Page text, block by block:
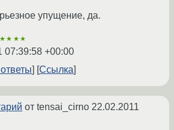
упущение, да.
07:39:58 +00:00
Ссылка
от tensai_cirno 22.02.2011